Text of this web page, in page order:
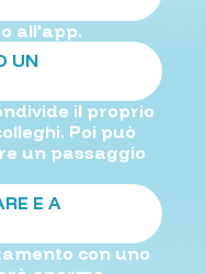
all'app.
UN
il proprio
Poi può
un passaggio
E A
con uno